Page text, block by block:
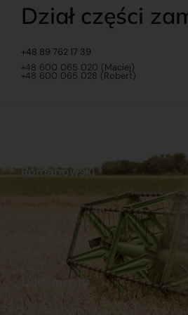
Dział części
+48 89 762 17 39
+48 600 065 020 (Maciej)
+48 600 065 028 (Robert)
Dokumenty
Regulamin
Romanowski
Sklep internetowy
Praca